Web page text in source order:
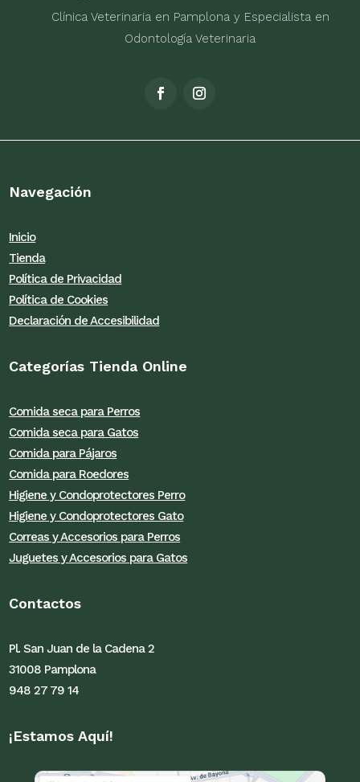
Clínica Veterinaria en Pamplona y Especialista en
Odontología Veterinaria
Navegación
Inicio
Tienda
Política de Privacidad
Política de Cookies
Declaración de Accesibilidad
Categorías Tienda Online
Comida seca para Perros
Comida seca para Gatos
Comida para Pájaros
Comida para Roedores
Higiene y Condoprotectores Perro
Higiene y Condoprotectores Gato
Correas y Accesorios para Perros
Juguetes y Accesorios para Gatos
Contactos
Pl. San Juan de la Cadena 2
31008 Pamplona
948 27 79 14
¡Estamos Aquí!